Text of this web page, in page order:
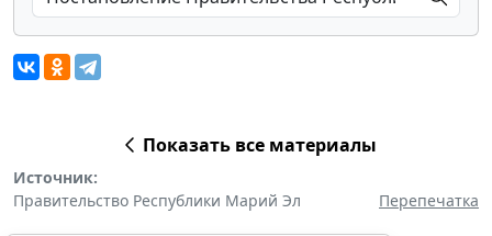
Показать все материалы
Источник:
Правительство Республики Марий Эл
Перепечатка